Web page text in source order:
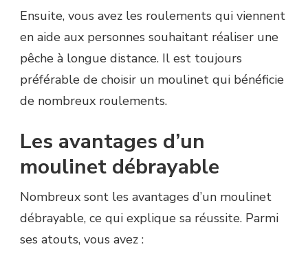
Ensuite, vous avez les roulements qui viennent
en aide aux personnes souhaitant réaliser une
pêche à longue distance. Il est toujours
préférable de choisir un moulinet qui bénéficie
de nombreux roulements.
Les avantages d’un
moulinet débrayable
Nombreux sont les avantages d’un moulinet
débrayable, ce qui explique sa réussite. Parmi
ses atouts, vous avez :